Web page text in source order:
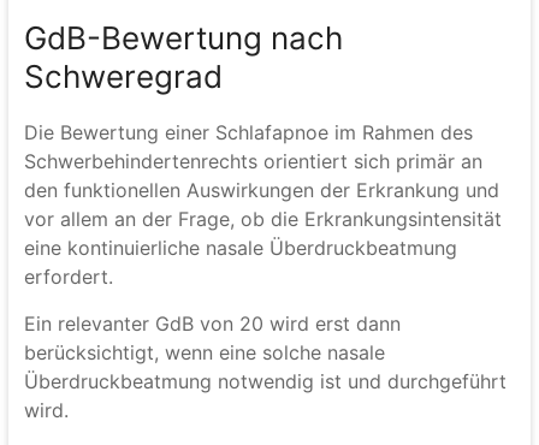
GdB-Bewertung nach
Schweregrad
Die Bewertung einer Schlafapnoe im Rahmen des
Schwerbehindertenrechts orientiert sich primär an
den funktionellen Auswirkungen der Erkrankung und
vor allem an der Frage, ob die Erkrankungsintensität
eine kontinuierliche nasale Überdruckbeatmung
erfordert.
Ein relevanter GdB von 20 wird erst dann
berücksichtigt, wenn eine solche nasale
Überdruckbeatmung notwendig ist und durchgeführt
wird.